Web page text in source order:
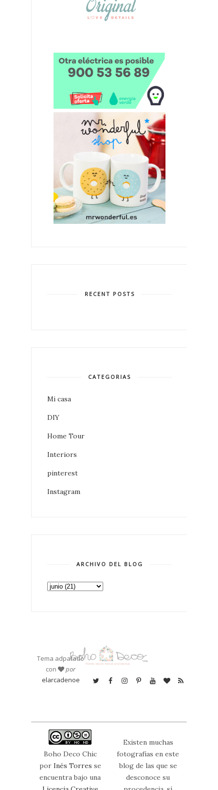
RECENT POSTS
CATEGORIAS
Mi casa
DIY
Home Tour
Interiors
pinterest
Instagram
ARCHIVO DEL BLOG
Tema adpatado
con
por
elarcadenoe
Boho Deco Chic
por Inés Torres se
encuentra bajo una
Existen muchas
fotografías en este
blog de las que se
desconoce su